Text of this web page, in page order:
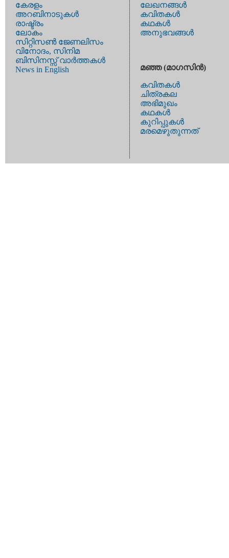
കേരളം
അറബിനാടുകള്‍
രാഷ്ട്രം
ലോകം
സിറ്റിസണ്‍ ജേണലിസം
വിനോദം, സിനിമ
ബിസിനസ്സ് വാര്‍ത്തകള്‍
News in English
ലേഖനങ്ങള്‍
കവിതകള്‍
കഥകള്‍
അനുഭവങ്ങള്‍
മഞ്ഞ (മാഗസിന്‍)
കവിതകള്‍
ചിത്രകല
അഭിമുഖം
കഥകള്‍
കുറിപ്പുകള്‍
മരമെഴുതുന്നത്